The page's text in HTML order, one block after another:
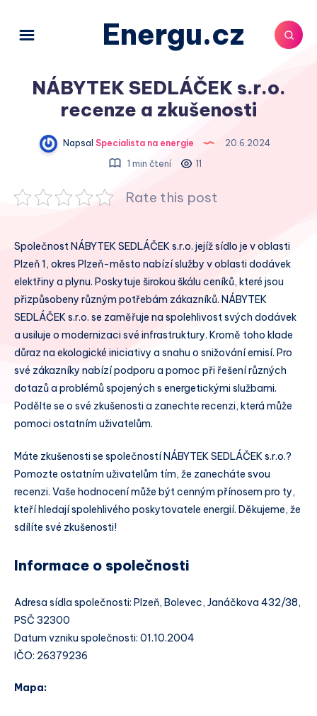
Energu.cz
NÁBYTEK SEDLÁČEK s.r.o.
recenze a zkušenosti
Napsal Specialista na energie
20.6.2024
1 min čtení
11
Rate this post
Společnost NÁBYTEK SEDLÁČEK s.r.o. jejíž sídlo je v oblasti
Plzeň 1, okres Plzeň-město nabízí služby v oblasti dodávek
elektřiny a plynu. Poskytuje širokou škálu ceníků, které jsou
přizpůsobeny různým potřebám zákazníků. NÁBYTEK
SEDLÁČEK s.r.o. se zaměřuje na spolehlivost svých dodávek
a usiluje o modernizaci své infrastruktury. Kromě toho klade
důraz na ekologické iniciativy a snahu o snižování emisí. Pro
své zákazníky nabízí podporu a pomoc při řešení různých
dotazů a problémů spojených s energetickými službami.
Podělte se o své zkušenosti a zanechte recenzi, která může
pomoci ostatním uživatelům.
Máte zkušenosti se společností NÁBYTEK SEDLÁČEK s.r.o.?
Pomozte ostatním uživatelům tím, že zanecháte svou
recenzi. Vaše hodnocení může být cenným přínosem pro ty,
kteří hledají spolehlivého poskytovatele energií. Děkujeme, že
sdílíte své zkušenosti!
Informace o společnosti
Adresa sídla společnosti: Plzeň, Bolevec, Janáčkova 432/38,
PSČ 32300
Datum vzniku společnosti: 01.10.2004
IČO: 26379236
Mapa: